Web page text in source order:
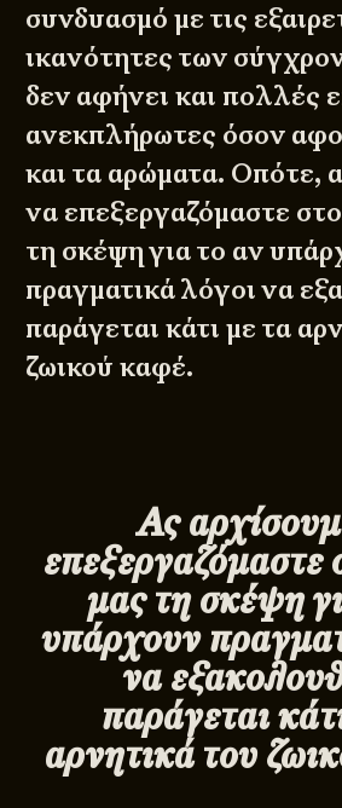
συνδυασμό με τις
ικανότητες των
δεν αφήνει και πολλές
ανεκπλήρωτες όσον
και τα αρώματα. Οπότε,
να επεξεργαζόμαστε
τη σκέψη για το αν
πραγματικά λόγοι να
παράγεται κάτι με τα
ζωικού καφέ.
Ας
επεξεργαζόμαστε
μας τη σκέψη
υπάρχουν
να
παράγεται
αρνητικά του